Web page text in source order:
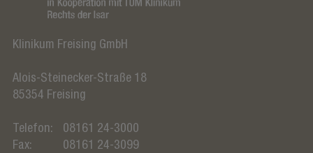
Klinikum Freising GmbH
Alois-Steinecker-Straße 18
85354 Freising
Telefon:
08161 24-3000
Fax:
08161 24-3099